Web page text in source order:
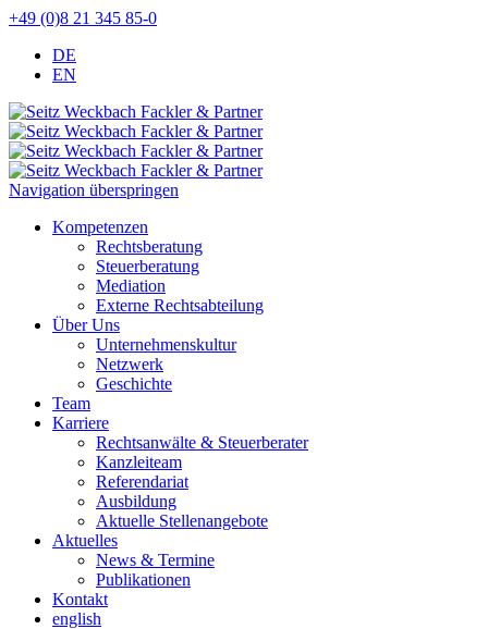
+49 (0)8 21 345 85-0
DE
EN
Navigation überspringen
Kompetenzen
Rechtsberatung
Steuerberatung
Mediation
Externe Rechtsabteilung
Über Uns
Unternehmenskultur
Netzwerk
Geschichte
Team
Karriere
Rechtsanwälte & Steuerberater
Kanzleiteam
Referendariat
Ausbildung
Aktuelle Stellenangebote
Aktuelles
News & Termine
Publikationen
Kontakt
english